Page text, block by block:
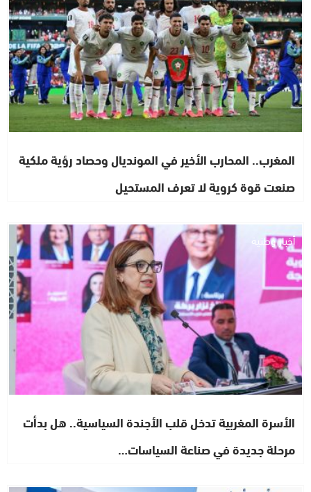
المغرب.. المحارب الأخير في المونديال وحصاد رؤية ملكية
صنعت قوة كروية لا تعرف المستحيل
أخبار وطنية
الأسرة المغربية تدخل قلب الأجندة السياسية.. هل بدأت
مرحلة جديدة في صناعة السياسات…